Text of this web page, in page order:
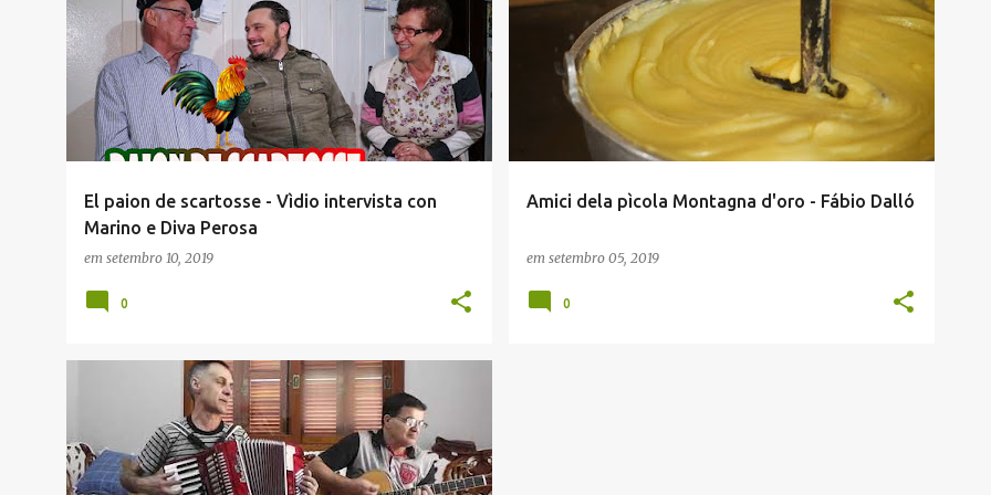
El paion de scartosse - Vìdio intervista con
Marino e Diva Perosa
em setembro 10, 2019
JACIANO ECCHER (ADMINISTRADOR)
0
Amici dela pìcola Montagna d'oro - Fábio Dalló
em setembro 05, 2019
0
ENVIADAS POR LEITORES JACIR GRANDO MÚSICA
MUSICAS EM TALIAN TALIAN